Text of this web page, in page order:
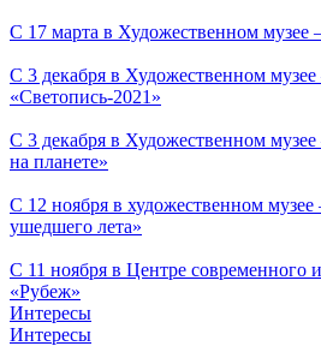
С 17 марта в Художественном музее
С 3 декабря в Художественном музее
«Светопись-2021»
С 3 декабря в Художественном
на планете»
С 12 ноября в художественном
ушедшего лета»
С 11 ноября в Центре современного
«Рубеж»
Интересы
Интересы